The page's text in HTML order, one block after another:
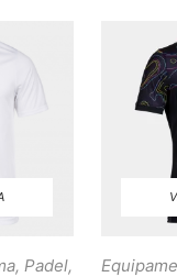
, Padel,